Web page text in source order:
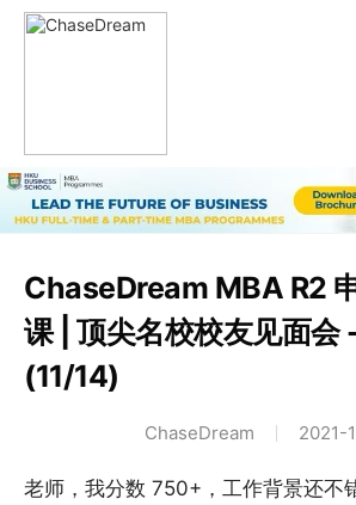
ChaseDream MBA R2
课 | 顶尖名校校友见面会
(11/14)
ChaseDream 2021-
老师，我分数 750+，工作背景还不